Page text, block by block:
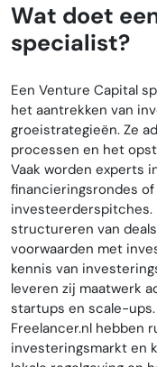
Wat doet
specialist?
Een Venture Capital
het aantrekken van
groeistrategieën. Ze
processen en het
Vaak worden experts
financieringsrondes
investeerderspitches.
structureren van
voorwaarden met
kennis van
leveren zij maatwerk
startups en scale-
Freelancer.nl hebben
investeringsmarkt en